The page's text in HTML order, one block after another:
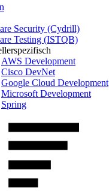
Security (Cydrill)
Testing (ISTQB)
AWS Development
Cisco DevNet
Google Cloud Development
Microsoft Development
Spring